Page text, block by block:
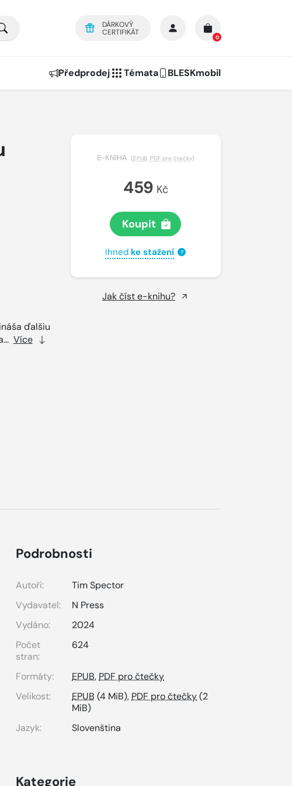
DÁRKOVÝ
CERTIFIKÁT
0
Předprodej Témata BLESKmobil
ďalšiu
Více
E-KNIHA (EPUB, PDF pro čtečky)
459 Kč
Koupit
Ihned ke stažení ?
Jak číst e-knihu?
Podrobnosti
Autoři:
Tim Spector
Vydavatel:
N Press
Vydáno:
2024
Počet
stran:
624
Formáty: EPUB, PDF pro čtečky
Velikost:
EPUB (4 MiB), PDF pro čtečky(2
MiB)
Jazyk:
Slovenština
Kategorie